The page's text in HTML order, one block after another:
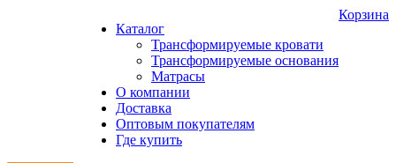
Каталог
Трансформируемые кровати
Трансформируемые основания
Матрасы
О компании
Доставка
Оптовым покупателям
Где купить
Корзина